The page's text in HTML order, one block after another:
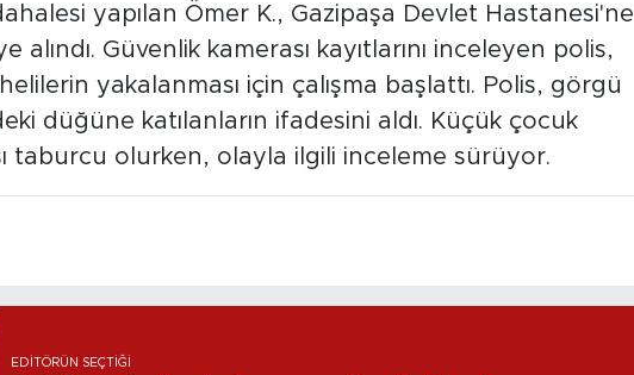
yapılan Ömer K., Gazipaşa Devlet Hastanesi'ne
alındı. Güvenlik kamerası kayıtlarını inceleyen polis,
yakalanması için çalışma başlattı. Polis, görgü
düğüne katılanların ifadesini aldı. Küçük çocuk
taburcu olurken, olayla ilgili inceleme sürüyor.
EDITÖRÜN SEÇTIĞI